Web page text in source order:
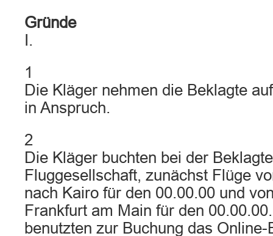
Gründe
I.
1
Die Kläger nehmen die Beklagte
in Anspruch.
2
Die Kläger buchten bei der
Fluggesellschaft, zunächst Flüge
nach Kairo für den 00.00.00 und
Frankfurt am Main für den
benutzten zur Buchung das